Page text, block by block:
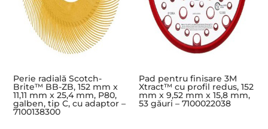
Perie radială Scotch-
Brite™ BB-ZB, 152 mm x
11,11 mm x 25,4 mm, P80,
galben, tip C, cu adaptor –
7100138300
Pad pentru finisare 3M
Xtract™ cu profil redus, 152
mm x 9,52 mm x 15,8 mm,
53 găuri – 7100022038